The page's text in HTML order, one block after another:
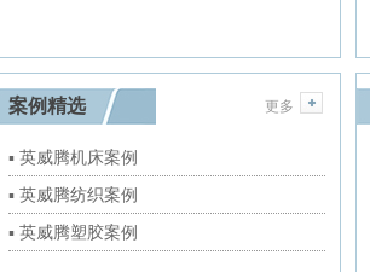
案例精选 更多
▪ 英威腾机床案例
▪ 英威腾纺织案例
▪ 英威腾塑胶案例